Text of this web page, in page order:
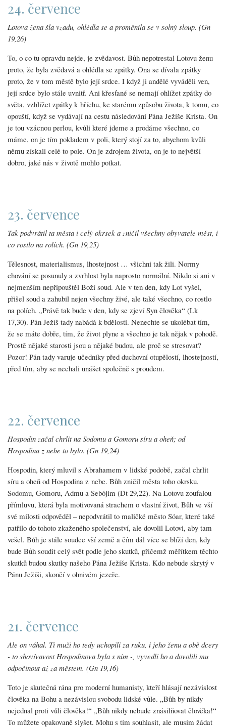
24. července
Lotova žena šla vzadu, ohlédla se a proměnila se v solný sloup. (Gn
19,26)
To, o co tu opravdu nejde, je zvědavost. Bůh nepotrestal Lotovu ženu
proto, že byla zvědavá a ohlédla se zpátky. Ona se dívala zpátky
proto, že v tom městě bylo její srdce. I když ji andělé vyváděli ven,
její srdce bylo stále uvnitř. Ani křesťané se nemají ohlížet zpátky do
světa, vzhlížet zpátky k hříchu, ke starému způsobu života, k tomu, co
opouští, když se vydávají na cestu následování Pána Ježíše Krista. On
je tou vzácnou perlou, kvůli které jdeme a prodáme všechno, co
máme, on je tím pokladem v poli, který stojí za to, abychom kvůli
němu získali celé to pole. On je zdrojem života, on je to největší
dobro, jaké nás v životě mohlo potkat.
23. července
Tak podvrátil ta města i celý okrsek a zničil všechny obyvatele měst, i
co rostlo na rolích. (Gn 19,25)
Tělesnost, materialismus, lhostejnost … všichni tak žili. Normy
chování se posunuly a zvrhlost byla naprosto normální. Nikdo si ani v
nejmenším nepřipouštěl Boží soud. Ale v ten den, kdy Lot vyšel,
přišel soud a zahubil nejen všechny živé, ale také všechno, co rostlo
na polích. „Právě tak bude v den, kdy se zjeví Syn člověka“ (Lk
17,30). Pán Ježíš tady nabádá k bdělosti. Nenechte se ukolébat tím,
že se máte dobře, tím, že život plyne a všechno je tak nějak v pohodě.
Prostě nějaké starosti jsou a nějaké budou, ale proč se stresovat?
Pozor! Pán tady varuje učedníky před duchovní otupělostí, lhostejností,
před tím, aby se nechali unášet společně s proudem.
22. července
Hospodin začal chrlit na Sodomu a Gomoru síru a oheň; od
Hospodina z nebe to bylo. (Gn 19,24)
Hospodin, který mluvil s Abrahamem v lidské podobě, začal chrlit
síru a oheň od Hospodina z nebe. Bůh zničil města toho okrsku,
Sodomu, Gomoru, Admu a Sebójim (Dt 29,22). Na Lotovu zoufalou
přímluvu, která byla motivovaná strachem o vlastní život, Bůh ve vší
své milosti odpověděl – nepodvrátil to maličké město Sóar, které také
patřilo do tohoto zkaženého společenství, ale dovolil Lotovi, aby tam
vešel. Bůh je stále soudce vší země a čím dál více se blíží den, kdy
bude Bůh soudit celý svět podle jeho skutků, přičemž měřítkem těchto
skutků budou skutky našeho Pána Ježíše Krista. Kdo nebude skrytý v
Pánu Ježíši, skončí v ohnivém jezeře.
21. července
Ale on váhal. Ti muži ho tedy uchopili za ruku, i jeho ženu a obě dcery
- to shovívavost Hospodinova byla s ním -, vyvedli ho a dovolili mu
odpočinout až za městem. (Gn 19,16)
Toto je skutečná rána pro moderní humanisty, kteří hlásají nezávislost
člověka na Bohu a nezávislou svobodu lidské vůle. „Bůh by nikdy
nejednal proti vůli člověka!“ „Bůh nikdy nebude znásilňovat člověka!“
To můžete opakovaně slyšet. Mohu s tím souhlasit, ale musím žádat